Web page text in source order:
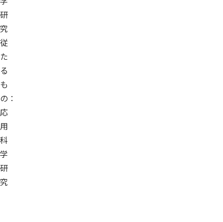
研
究
従
た
る
も
の：
応
用
科
学
研
究